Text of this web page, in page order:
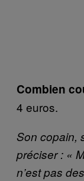
Combien
4 euros.
Son copain,
préciser : «
n’est pas